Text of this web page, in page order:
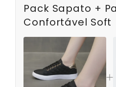
Pack Sapato +
Confortável Soft